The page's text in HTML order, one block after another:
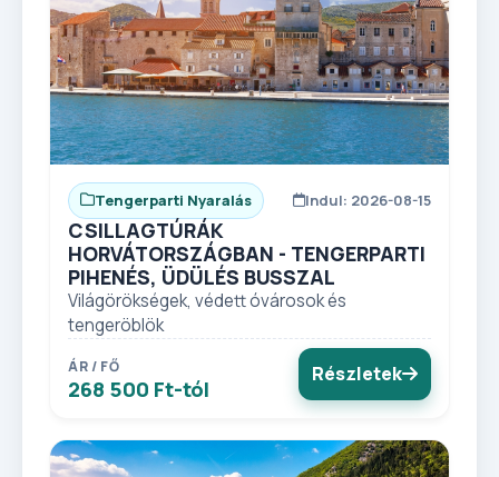
Tengerparti Nyaralás Indul: 2026-08-15
CSILLAGTÚRÁK
HORVÁTORSZÁGBAN - TENGERPARTI
PIHENÉS, ÜDÜLÉS BUSSZAL
Világörökségek, védett óvárosok és
tengeröblök
ÁR / FŐ
268 500 Ft-tól
Részletek